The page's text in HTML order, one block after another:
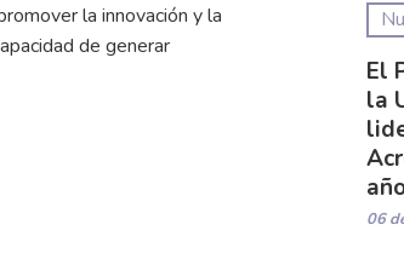
la innovación y la
de generar
El
la
06